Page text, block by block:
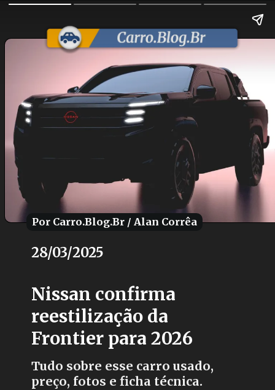
Nissan confirma
reestilização da
Frontier para 2026
Por Carro.Blog.Br / Alan Corrêa
Por Carro.Blog.Br / Alan Corrêa
Tudo sobre esse carro usado,
preço, fotos e ficha técnica.
28/03/2025